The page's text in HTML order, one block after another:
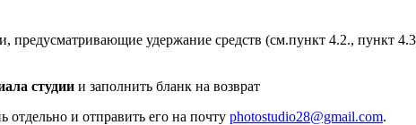
удержание средств (см.пункт 4.2., пункт
студии и заполнить бланк на возврат
и отправить его на почту photostudio28@gmail.com.